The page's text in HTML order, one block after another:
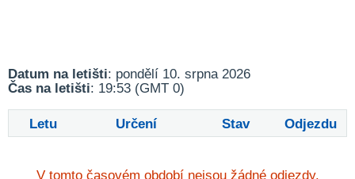
Datum na letišti: pondělí 10. srpna 2026
Čas na letišti: 19:53 (GMT 0)
Letu Určení Stav Odjezdu
V tomto časovém období nejsou žádné odjezdy.